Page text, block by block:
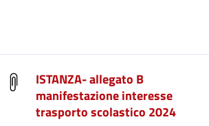
ISTANZA- allegato B
manifestazione interesse
trasporto scolastico 2024